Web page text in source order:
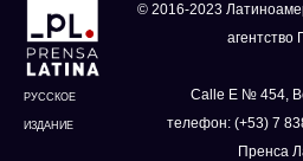
РУССКОЕ
ИЗДАНИЕ
© 2016-2023
агентство
Calle E № 454,
телефон: (+53) 7
Пренса